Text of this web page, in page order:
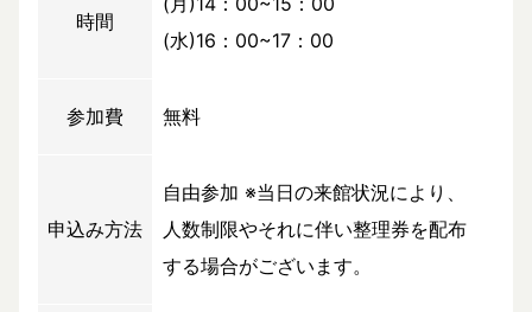
時間
(水)16：00~17：00
参加費 無料
申込み方法
自由参加 ※当日の来館状況により、
人数制限やそれに伴い整理券を配布
する場合がございます。